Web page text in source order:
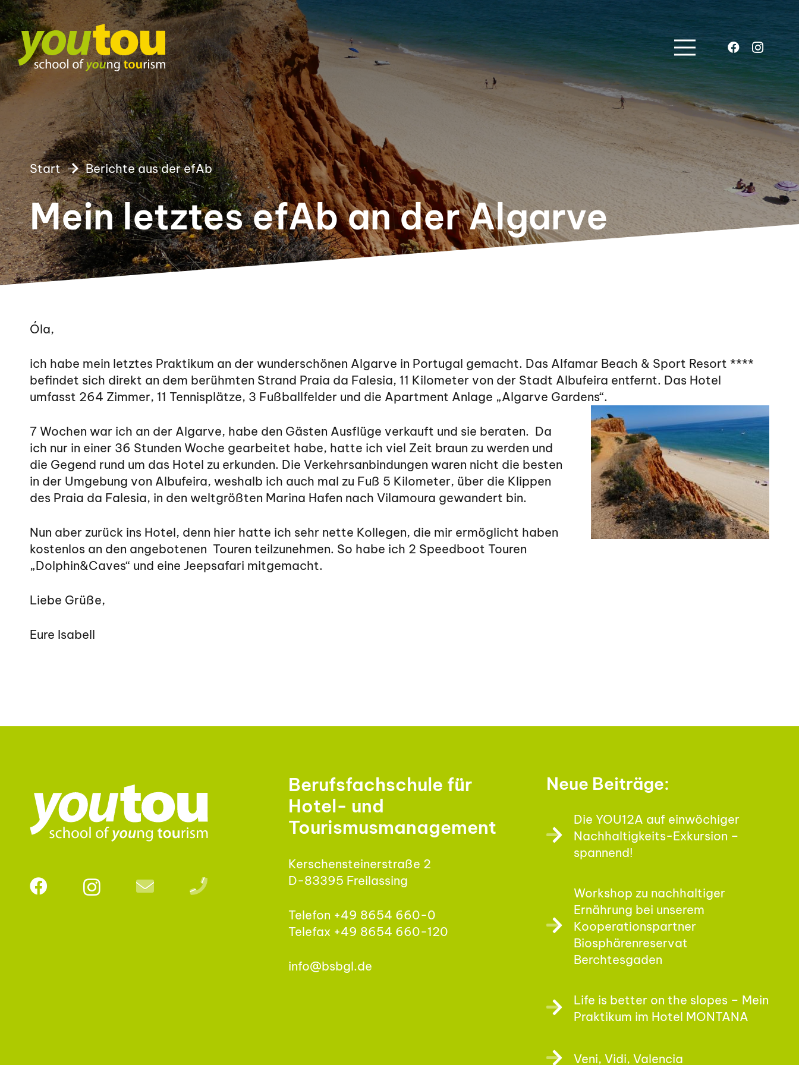
Start Berichte aus der efAb
Mein letztes efAb an der Algarve
Óla,
ich habe mein letztes Praktikum an der wunderschönen Algarve in Portugal gemacht. Das Alfamar Beach & Sport Resort ****
befindet sich direkt an dem berühmten Strand Praia da Falesia, 11 Kilometer von der Stadt Albufeira entfernt. Das Hotel
umfasst 264 Zimmer, 11 Tennisplätze, 3 Fußballfelder und die Apartment Anlage „Algarve Gardens“.
7 Wochen war ich an der Algarve, habe den Gästen Ausflüge verkauft und sie beraten. Da
ich nur in einer 36 Stunden Woche gearbeitet habe, hatte ich viel Zeit braun zu werden und
die Gegend rund um das Hotel zu erkunden. Die Verkehrsanbindungen waren nicht die besten
in der Umgebung von Albufeira, weshalb ich auch mal zu Fuß 5 Kilometer, über die Klippen
des Praia da Falesia, in den weltgrößten Marina Hafen nach Vilamoura gewandert bin.
Nun aber zurück ins Hotel, denn hier hatte ich sehr nette Kollegen, die mir ermöglicht haben
kostenlos an den angebotenen Touren teilzunehmen. So habe ich 2 Speedboot Touren
„Dolphin&Caves“ und eine Jeepsafari mitgemacht.
Liebe Grüße,
Eure Isabell
Berufsfachschule für
Hotel- und
Tourismusmanagement
Kerschensteinerstraße 2
D-83395 Freilassing
Telefon +49 8654 660-0
Telefax +49 8654 660-120
info@bsbgl.de
Neue Beiträge:
Die YOU12A auf einwöchiger
Nachhaltigkeits-Exkursion –
spannend!
Workshop zu nachhaltiger
Ernährung bei unserem
Kooperationspartner
Biosphärenreservat
Berchtesgaden
Life is better on the slopes – Mein
Praktikum im Hotel MONTANA
Veni, Vidi, Valencia